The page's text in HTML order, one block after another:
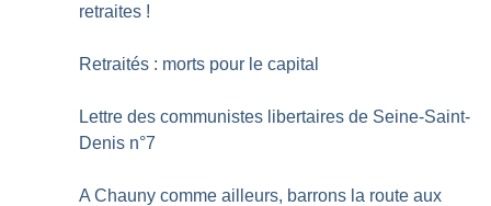
retraites !
Retraités : morts pour le capital
Lettre des communistes libertaires de Seine-Saint-
Denis n°7
A Chauny comme ailleurs, barrons la route aux